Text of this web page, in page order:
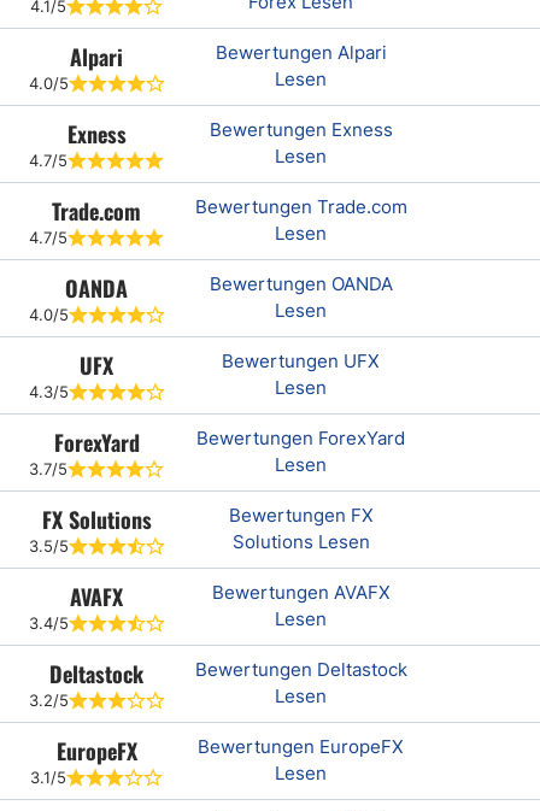
4.1/5
Alpari
4.0/5
Bewertungen Alpari
Lesen
Exness
4.7/5
Bewertungen Exness
Lesen
Trade.com
4.7/5
Bewertungen Trade.com
Lesen
OANDA
4.0/5
Bewertungen OANDA
Lesen
UFX
4.3/5
Bewertungen UFX
Lesen
ForexYard
3.7/5
Bewertungen ForexYard
Lesen
FX Solutions
3.5/5
Bewertungen FX
Solutions Lesen
AVAFX
3.4/5
Bewertungen AVAFX
Lesen
Deltastock
3.2/5
Bewertungen Deltastock
Lesen
EuropeFX
3.1/5
Bewertungen EuropeFX
Lesen